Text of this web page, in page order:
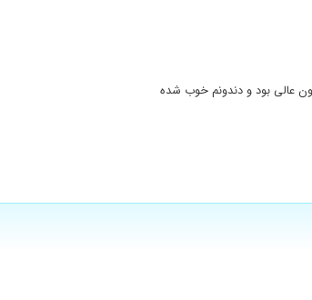
عالی بود و دندونم خوب شده